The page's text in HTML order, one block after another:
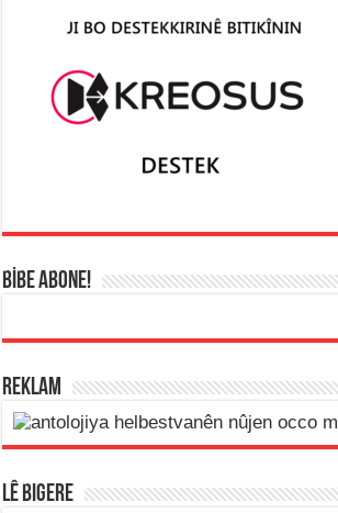
BİBE ABONE!
REKLAM
LÊ BIGERE